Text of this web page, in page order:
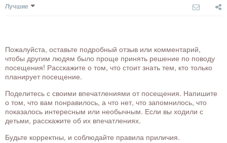
Лучшие
Пожалуйста, оставьте подробный отзыв или комментарий,
чтобы другим людям было проще принять решение по поводу
посещения! Расскажите о том, что стоит знать тем, кто только
планирует посещение.
Поделитесь с своими впечатлениями от посещения. Напишите
о том, что вам понравилось, а что нет, что запомнилось, что
показалось интересным или необычным. Если вы ходили с
детьми, расскажите об их впечатлениях.
Будьте корректны, и соблюдайте правила приличия.